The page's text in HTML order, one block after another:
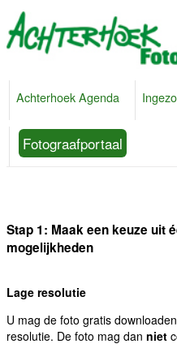
Achterhoek Agenda
Fotograafportaal
Stap 1: Maak een keuze uit
mogelijkheden
Lage resolutie
U mag de foto gratis
resolutie. De foto mag dan niet